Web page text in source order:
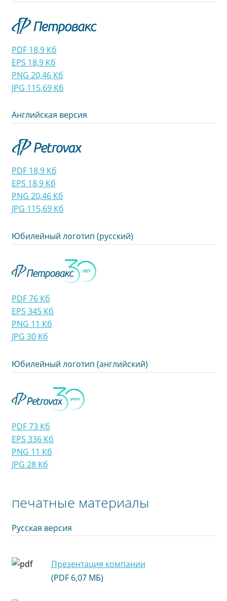
PDF 18,9 Кб
EPS 18,9 Кб
PNG 20,46 Кб
JPG 115,69 Кб
Английская версия
PDF 18,9 Кб
EPS 18,9 Кб
PNG 20,46 Кб
JPG 115,69 Кб
Юбилейный логотип (русский)
PDF 76 Кб
EPS 345 Кб
PNG 11 Кб
JPG 30 Кб
Юбилейный логотип (английский)
PDF 73 Кб
EPS 336 Кб
PNG 11 Кб
JPG 28 Кб
печатные материалы
Русская версия
Презентация компании
(PDF 6,07 МБ)